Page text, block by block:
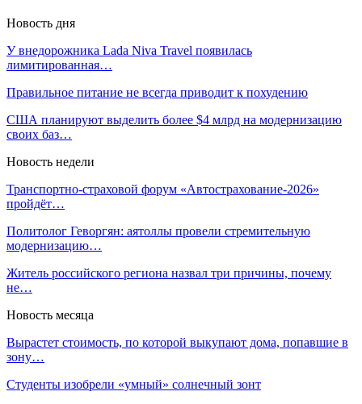
Новость дня
У внедорожника Lada Niva Travel появилась
лимитированная…
Правильное питание не всегда приводит к похудению
США планируют выделить более $4 млрд на модернизацию
своих баз…
Новость недели
Транспортно-страховой форум «Автострахование-2026»
пройдёт…
Политолог Геворгян: аятоллы провели стремительную
модернизацию…
Житель российского региона назвал три причины, почему
не…
Новость месяца
Вырастет стоимость, по которой выкупают дома, попавшие в
зону…
Студенты изобрели «умный» солнечный зонт